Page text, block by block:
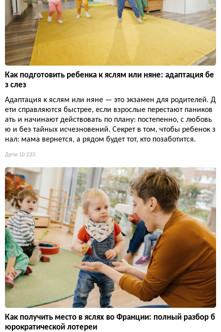
Как подготовить ребенка к яслям или няне: адаптация бе
з слез
Адаптация к яслям или няне — это экзамен для родителей. Д
ети справляются быстрее, если взрослые перестают паников
ать и начинают действовать по плану: постепенно, с любовь
ю и без тайных исчезновений. Секрет в том, чтобы ребенок з
нал: мама вернется, а рядом будет тот, кто позаботится.
Дети 10 233
Как получить место в яслях во Франции: полный разбор б
юрократической лотереи